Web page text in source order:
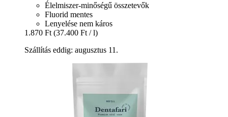
Élelmiszer-minőségű összetevők
Fluorid mentes
Lenyelése nem káros
1.870 Ft (37.400 Ft / l)
Szállítás eddig: augusztus 11.